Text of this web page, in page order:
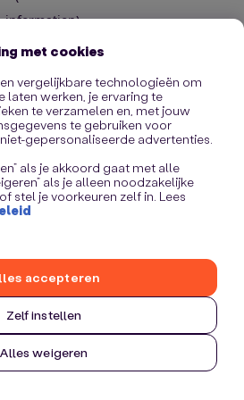
information).
met cookies
vergelijkbare technologieën om
laten werken, je ervaring te
te verzamelen en, met jouw
te gebruiken voor
gepersonaliseerde advertenties.
als je akkoord gaat met alle
als je alleen noodzakelijke
stel je voorkeuren zelf in. Lees
Zelf instellen
Alles weigeren
accepteren